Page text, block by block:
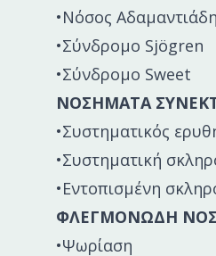
•Νόσος
•Σύνδρομο Sjögren
•Σύνδρομο Sweet
ΝΟΣΗΜΑΤΑ
•Συστηματικός
•Συστηματική
•Εντοπισμένη
ΦΛΕΓΜΟΝΩΔΗ
•Ψωρίαση